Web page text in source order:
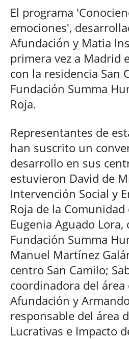
El programa
emociones',
Afundación y Matia
primera vez a Madrid
con la residencia San
Fundación Summa
Roja.
Representantes de
han suscrito un
desarrollo en sus
estuvieron David de
Intervención Social y
Roja de la
Eugenia Aguado
Fundación Summa
Manuel Martínez
centro San Camilo;
coordinadora del área
Afundación y
responsable del área
Lucrativas e Impacto